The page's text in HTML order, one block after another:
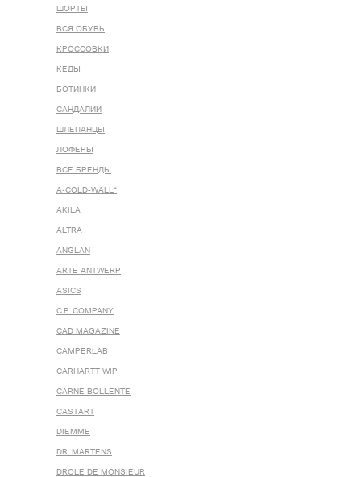
ШОРТЫ
ВСЯ ОБУВЬ
КРОССОВКИ
КЕДЫ
БОТИНКИ
САНДАЛИИ
ШЛЕПАНЦЫ
ЛОФЕРЫ
ВСЕ БРЕНДЫ
A-COLD-WALL*
AKILA
ALTRA
ANGLAN
ARTE ANTWERP
ASICS
C.P. COMPANY
CAD MAGAZINE
CAMPERLAB
CARHARTT WIP
CARNE BOLLENTE
CASTART
DIEMME
DR. MARTENS
DROLE DE MONSIEUR